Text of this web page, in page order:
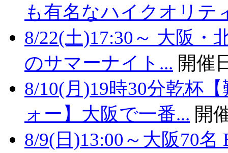
も有名なハイクオリテ
8/22(土)17:30～ 大阪
のサマーナイト... 開催
8/10(月)19時30分乾杯
ォー】大阪で一番... 開
8/9(日)13:00～大阪70